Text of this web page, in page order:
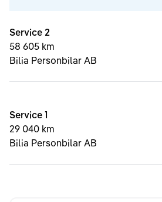
Service 2
58 605 km
Bilia Personbilar AB
Service 1
29 040 km
Bilia Personbilar AB